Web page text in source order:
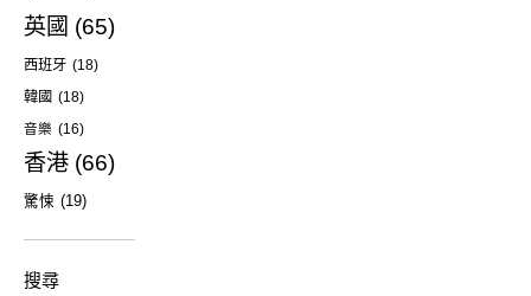
英國 (65)
西班牙 (18)
韓國 (18)
音樂 (16)
香港 (66)
驚悚 (19)
搜尋